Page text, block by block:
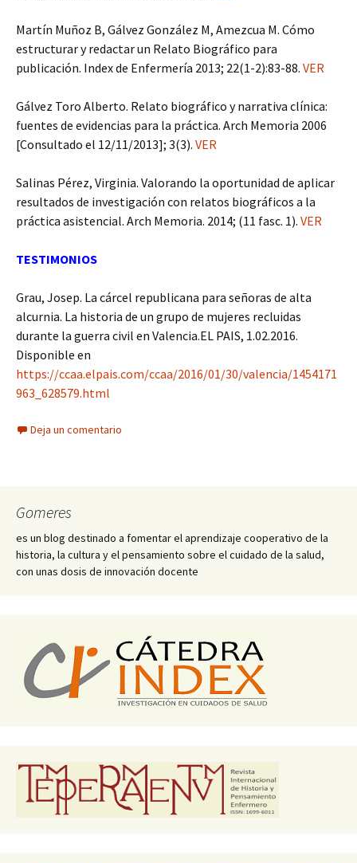
Martín Muñoz B, Gálvez González M, Amezcua M. Cómo
estructurar y redactar un Relato Biográfico para
publicación. Index de Enfermería 2013; 22(1-2):83-88. VER
Gálvez Toro Alberto. Relato biográfico y narrativa clínica:
fuentes de evidencias para la práctica. Arch Memoria 2006
[Consultado el 12/11/2013]; 3(3). VER
Salinas Pérez, Virginia. Valorando la oportunidad de aplicar
resultados de investigación con relatos biográficos a la
práctica asistencial. Arch Memoria. 2014; (11 fasc. 1). VER
TESTIMONIOS
Grau, Josep. La cárcel republicana para señoras de alta
alcurnia. La historia de un grupo de mujeres recluidas
durante la guerra civil en Valencia.EL PAIS, 1.02.2016.
Disponible en
https://ccaa.elpais.com/ccaa/2016/01/30/valencia/1454171
963_628579.html
Deja un comentario
Gomeres
es un blog destinado a fomentar el aprendizaje cooperativo de la
historia, la cultura y el pensamiento sobre el cuidado de la salud,
con unas dosis de innovación docente